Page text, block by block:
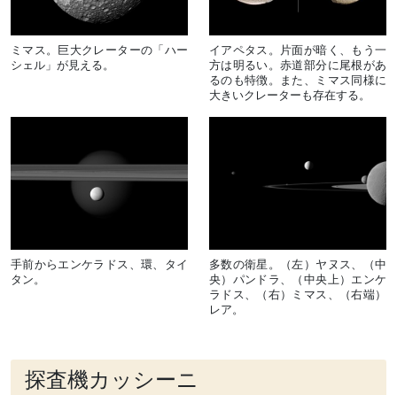
ミマス。巨大クレーターの「ハー
シェル」が見える。
イアペタス。片面が暗く、もう一
方は明るい。赤道部分に尾根があ
るのも特徴。また、ミマス同様に
大きいクレーターも存在する。
手前からエンケラドス、環、タイ
タン。
多数の衛星。（左）ヤヌス、（中
央）パンドラ、（中央上）エンケ
ラドス、（右）ミマス、（右端）
レア。
探査機カッシーニ